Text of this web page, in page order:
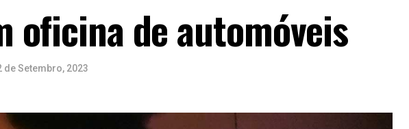
oficina de automóveis
de Setembro, 2023